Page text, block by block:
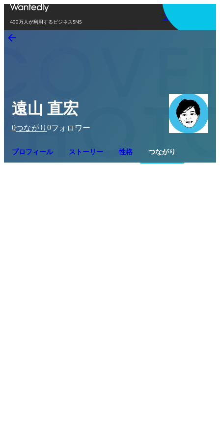
400万人が利用するビジネスSNS
アプリを使う
遠山 直宏
0つながり 0フォロワー
プロフィール ストーリー 性格 つながり